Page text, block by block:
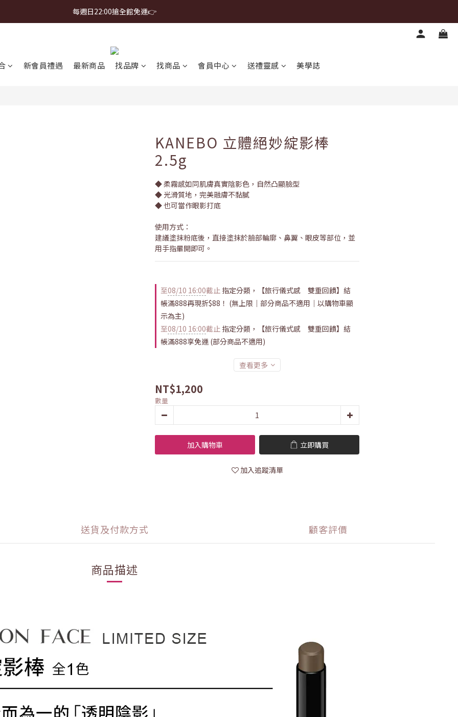
首購免運 $499 起 ＋ 加 LINE 領 $300 折價券 ➤
每週日22:00搶全館免運👉
新會員禮遇 最新商品 找品牌 找商品 會員中心 送禮靈感 美學誌
KANEBO 立體絕妙綻影棒
2.5g
◆ 柔霧感如同肌膚真實陰影色，自然凸顯臉型
◆ 光滑質地，完美融膚不黏膩
◆ 也可當作眼影打底
使用方式：
建議塗抹粉底後，直接塗抹於臉部輪廓、鼻翼、眼皮等部位，並
用手指暈開即可。
至08/10 16:00截止 指定分類，【旅行儀式感 雙重回饋】結
帳滿888再現折$88！ (無上限｜部分商品不適用｜以購物車顯
示為主)
至08/10 16:00截止 指定分類，【旅行儀式感 雙重回饋】結
帳滿888享免運 (部分商品不適用)
查看更多
NT$1,200
數量
加入購物車 立即購買
加入追蹤清單
送貨及付款方式 顧客評價
商品描述